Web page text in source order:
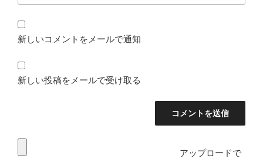
新しいコメントをメールで通知
新しい投稿をメールで受け取る
アップロードで